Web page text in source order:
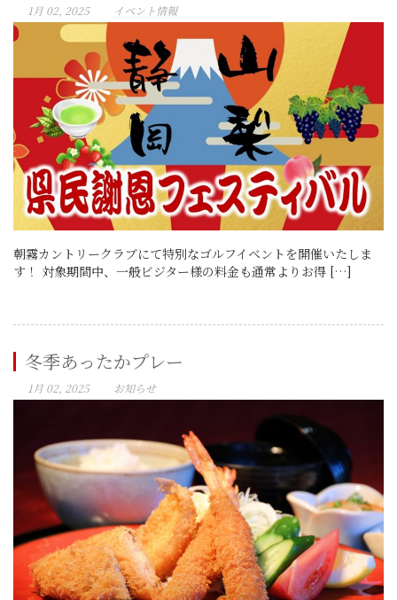
1月 02, 2025 イベント情報
朝霧カントリークラブにて特別なゴルフイベントを開催いたしま
す！ 対象期間中、一般ビジター様の料金も通常よりお得 […]
冬季あったかプレー
1月 02, 2025 お知らせ